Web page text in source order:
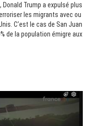
Donald Trump a expulsé plus
les migrants avec ou
C’est le cas de San Juan
de la population émigre aux